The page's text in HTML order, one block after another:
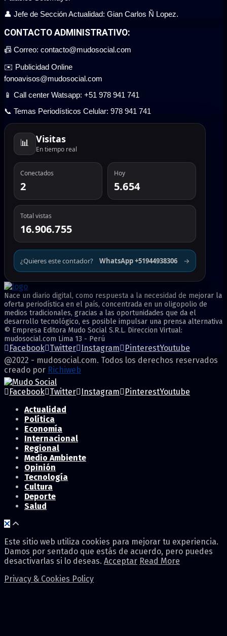
👤 Jefe de Sección Actualidad: Gian Carlos Ñ Lopez.
CONTACTO ADMINISTRATIVO:
📠 Correo: contacto@mudosocial.com
✉️ Publicidad Online
fonoavisos@mudosocial.com
📱 Call center Watsapp: +51 978 941 741
📞 Temas Periodísticos Celular: 978 941 741
📊 Visitas
En tiempo real
Conectados
2
Hoy
5.654
Total vistas
16.906.755
¿Quieres este contador? WhatsApp +51944938306 →
Nace un diario digital, como respuesta a la necesidad de mejorar la
oferta periodística en el país, concentrada en un oligopolio de
medios tradicionales, gracias a las oportunidades que da el
desarrollo tecnológico, es posible impulsar una prensa alternativa
© Empresa Editora Mudo Social S.R.L. Direccion Virtual:
mudosocial.com Lima 13 - Perú
Facebook Twitter Instagram PinterestYoutube
@2022 - mudosocial.com. Todos los derechos reservados
creado por Richiweb
Facebook Twitter Instagram PinterestYoutube
Actualidad
Política
Economía
Internacional
Regional
Medio Ambiente
Opinión
Tecnología
Cultura
Deporte
Salud
Este sitio web utiliza cookies para mejorar tu experiencia.
Damos por sentado que estás de acuerdo, pero puedes
desactivarlas si lo deseas. Acceptar Read More
Privacy & Cookies Policy